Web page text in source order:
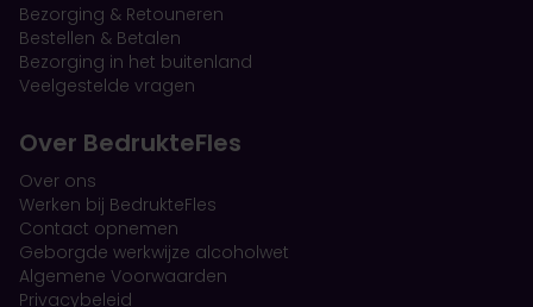
Bezorging & Retouneren
Bestellen & Betalen
Bezorging in het buitenland
Veelgestelde vragen
Over BedrukteFles
Over ons
Werken bij BedrukteFles
Contact opnemen
Geborgde werkwijze alcoholwet
Algemene Voorwaarden
Privacybeleid